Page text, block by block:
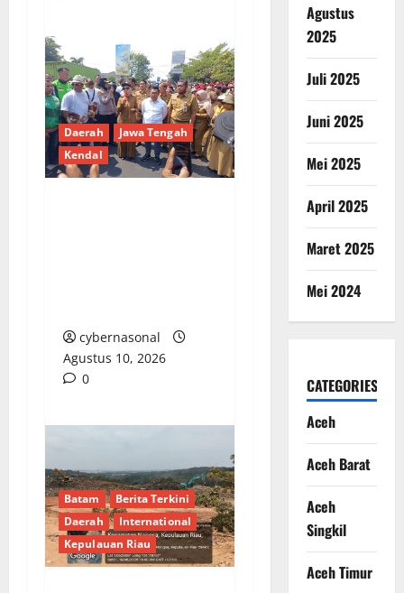
Daerah
Jawa Tengah
Kendal
cybernasonal
Agustus 10, 2026
0
Batam
Berita Terkini
Daerah
International
Kepulauan Riau
Agustus
2025
Juli 2025
Juni 2025
Mei 2025
April 2025
Maret 2025
Mei 2024
CATEGORIES
Aceh
Aceh Barat
Aceh
Singkil
Aceh Timur